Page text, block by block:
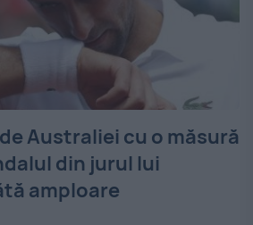
Australiei cu o măsură
din jurul lui
amploare